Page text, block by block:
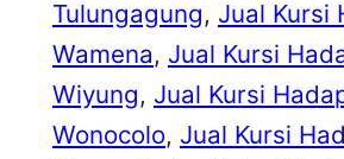
Tulungagung, Jual Kursi
Wamena, Jual Kursi
Wiyung, Jual Kursi
Wonocolo, Jual Kursi